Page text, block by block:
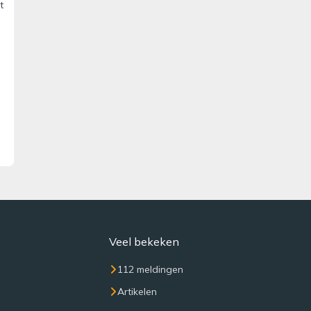
Veel bekeken
112 meldingen
Artikelen